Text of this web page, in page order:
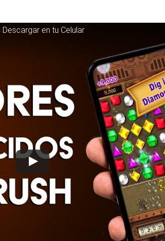
en tu Celular